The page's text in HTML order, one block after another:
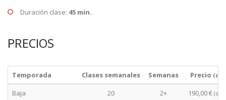
Duración clase: 45 min.
PRECIOS
Temporada Clases semanales Semanas Precio
Baja 20 2+ 190,00 €